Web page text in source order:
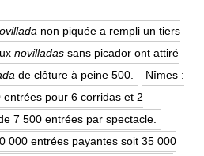
non piquée a rempli un tiers
novilladassans picador ont attiré
de clôture à peine 500.
Nîmes :
pour 6 corridas et 2
7 500 entrées par spectacle.
000 entrées payantes soit 35 000